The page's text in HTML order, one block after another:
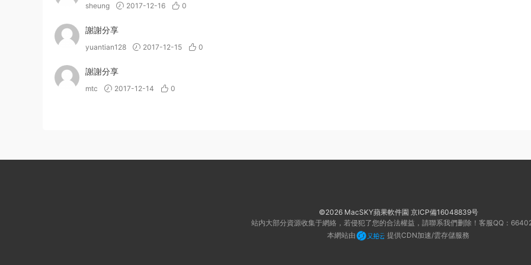
sheung 2017-12-16 0
謝謝分享
yuantian128 2017-12-15 0
謝謝分享
mtc 2017-12-14 0
©2026 MacSKY蘋果軟件園 京ICP備16048839号
站内大部分資源收集于網絡，若侵犯了您的合法權益，請聯系我們删除！客服QQ：
本網站由
提供CDN加速/雲存儲服務